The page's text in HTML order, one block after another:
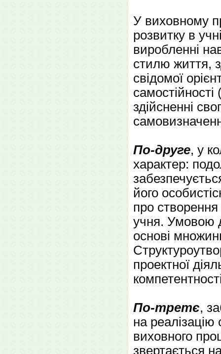
У виховному
розвитку в
виробленні
стилю життя,
свідомої
здійсненні
По-друге, у
характер:
його
про створення
учня. Умовою
основі
проектної
По-третє,
на реалізацію
виховного
звертається